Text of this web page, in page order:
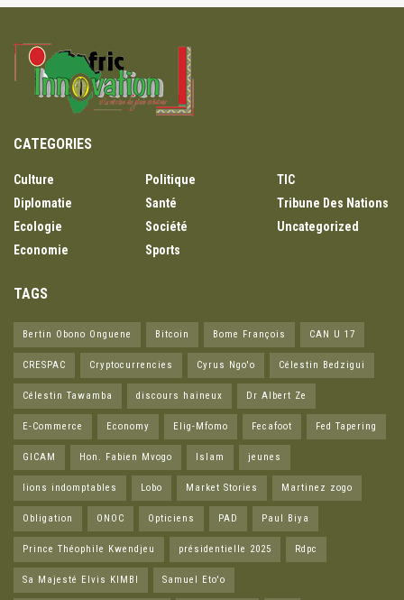
CATEGORIES
Culture
Diplomatie
Ecologie
Economie
Politique
Santé
Société
Sports
TIC
Tribune Des Nations
Uncategorized
TAGS
Bertin Obono Onguene Bitcoin Bome François CAN U 17
CRESPAC Cryptocurrencies Cyrus Ngo'o Célestin Bedzigui
Célestin Tawamba discours haineux Dr Albert Ze
E-Commerce Economy Elig-Mfomo Fecafoot Fed Tapering
GICAM Hon. Fabien Mvogo Islam jeunes
lions indomptables Lobo Market Stories Martinez zogo
Obligation ONOC Opticiens PAD Paul Biya
Prince Théophile Kwendjeu présidentielle 2025 Rdpc
Sa Majesté Elvis KIMBI Samuel Eto'o